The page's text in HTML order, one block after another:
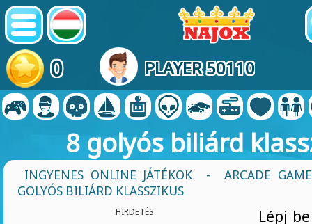
0 PLAYER 50110
8 golyós biliárd
INGYENES ONLINE JÁTÉKOK -
ARCADE
GOLYÓS BILIÁRD KLASSZIKUS
HIRDETÉS
Lépj